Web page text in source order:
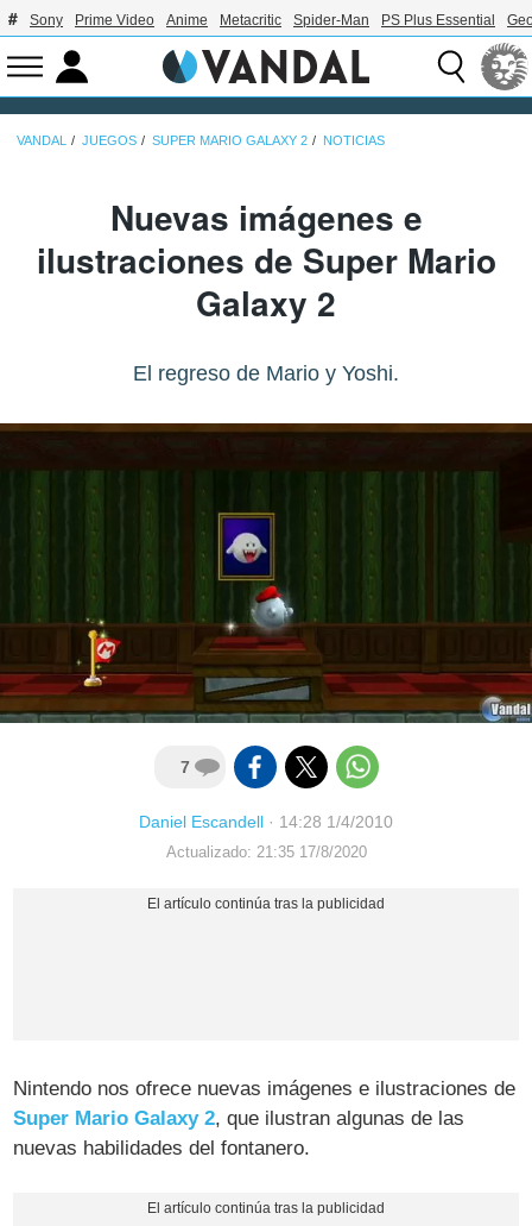
Sony Prime Video Anime Metacritic Spider-Man PS Plus Essential
VANDAL JUEGOS SUPER MARIO GALAXY 2 NOTICIAS
Nuevas imágenes e
ilustraciones de Super Mario
Galaxy 2
El regreso de Mario y Yoshi.
7
Daniel Escandell · 14:28 1/4/2010
Actualizado: 21:35 17/8/2020
Nintendo nos ofrece nuevas imágenes e ilustraciones de
Super Mario Galaxy 2, que ilustran algunas de las
nuevas habilidades del fontanero.